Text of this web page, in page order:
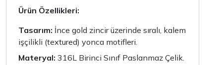
Ürün Özellikleri:
Tasarım: İnce gold zincir üzerinde sıralı, kalem
işçilikli (textured) yonca motifleri.
Materyal: 316L Birinci Sınıf Paslanmaz Çelik.